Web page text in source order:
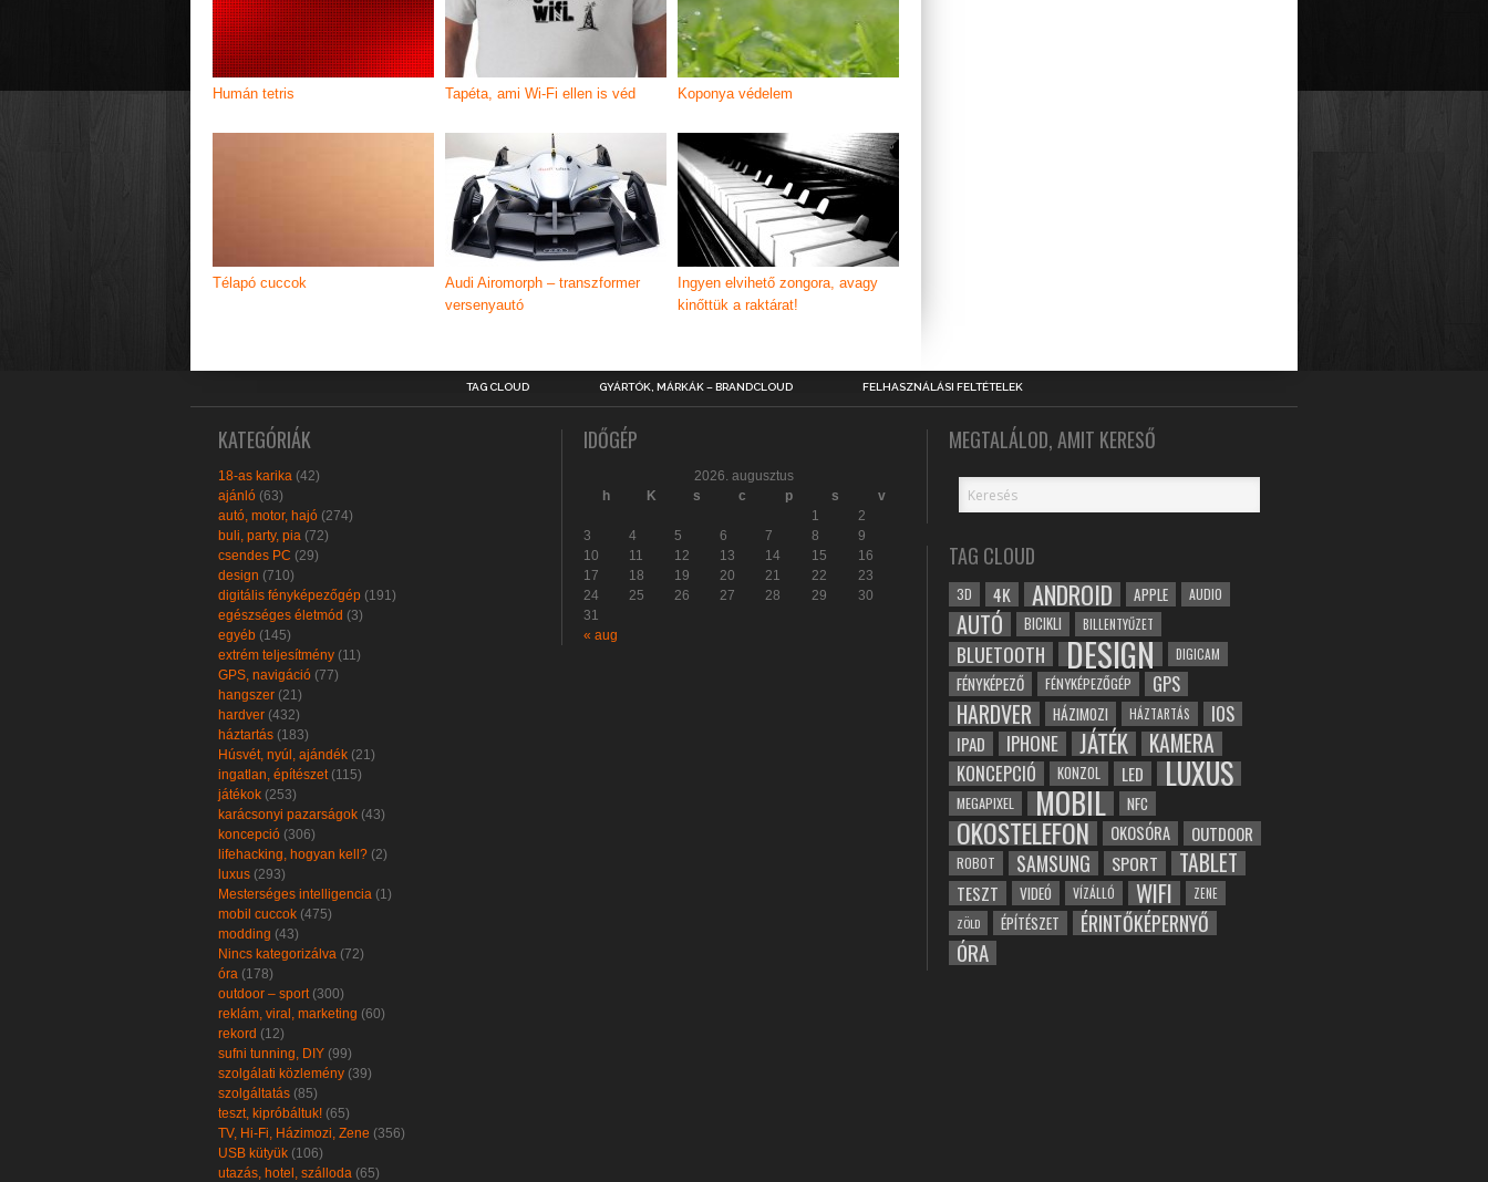
Humán tetris Tapéta, ami Wi-Fi ellen is véd Koponya védelem
Télapó cuccok
Audi Airomorph – transzformer
versenyautó
Ingyen elvihető zongora, avagy
kinőttük a raktárat!
TAG CLOUD GYÁRTÓK, MÁRKÁK – BRANDCLOUD FELHASZNÁLÁSI FELTÉTELEK
KATEGÓRIÁK
18-as karika (42)
ajánló (63)
autó, motor, hajó (274)
buli, party, pia (72)
csendes PC (29)
design (710)
digitális fényképezőgép (191)
egészséges életmód (3)
egyéb (145)
extrém teljesítmény (11)
GPS, navigáció (77)
hangszer (21)
hardver (432)
háztartás (183)
Húsvét, nyúl, ajándék (21)
ingatlan, építészet(115)
játékok (253)
karácsonyi pazarságok (43)
koncepció (306)
lifehacking, hogyan kell? (2)
luxus (293)
Mesterséges intelligencia (1)
mobil cuccok (475)
modding (43)
Nincs kategorizálva (72)
óra (178)
outdoor – sport(300)
reklám, viral, marketing (60)
rekord (12)
sufni tunning, DIY (99)
szolgálati közlemény (39)
szolgáltatás (85)
teszt, kipróbáltuk! (65)
TV, Hi-Fi, Házimozi, Zene (356)
USB kütyük (106)
utazás, hotel, szálloda (65)
IDŐGÉP
2026. augusztus
h
K s c p s
v
1
2
3
4 5 6 7 8
9
10
11 12 13 14 15
16
17
18 19 20 21 22
23
24
25 26 27 28 29
30
31
« aug
MEGTALÁLOD, AMIT KERESŐ
TAG CLOUD
3D 4K ANDROID APPLE AUDIO
AUTÓ BICIKLI BILLENTYŰZET
BLUETOOTH DESIGN DIGICAM
FÉNYKÉPEZŐ FÉNYKÉPEZŐGÉP GPS
HARDVER HÁZIMOZI HÁZTARTÁS IOS
IPAD IPHONE JÁTÉK KAMERA
KONCEPCIÓ KONZOL LED LUXUS
MEGAPIXEL MOBIL NFC
OKOSTELEFON OKOSÓRA OUTDOOR
ROBOT SAMSUNG SPORT TABLET
TESZT VIDEÓ VÍZÁLLÓ WIFI
ZENE
ZÖLD
ÉPÍTÉSZET ÉRINTŐKÉPERNYŐ
ÓRA